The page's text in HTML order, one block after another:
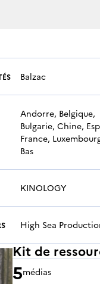
Balzac
Andorre, Belgique,
Bulgarie, Chine,
France,
Bas
KINOLOGY
High Sea
Kit de
5médias